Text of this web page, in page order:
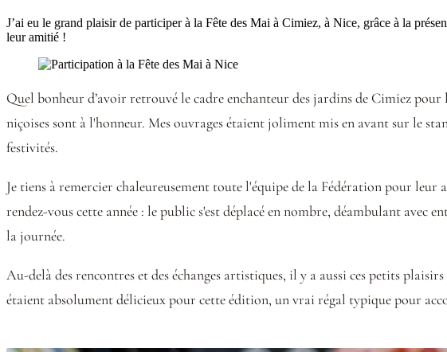
J’ai eu le grand plaisir de participer à la Fête des Mai à Cimiez, à Nice, grâce à la
leur amitié !
Quel bonheur d’avoir retrouvé le cadre enchanteur des jardins de Cimiez
niçoises sont à l'honneur. Mes ouvrages étaient joliment mis en avant sur le
festivités.
Je tiens à remercier chaleureusement toute l'équipe de la Fédération pour
rendez-vous cette année : le public s'est déplacé en nombre, déambulant avec
la journée.
Au-delà des rencontres et des échanges artistiques, il y a aussi ces petits
étaient absolument délicieux pour cette édition, un vrai régal typique pour